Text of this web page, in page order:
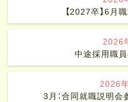
【2027卒】6月
2026
中途採用職
2026
3月：合同就職説明